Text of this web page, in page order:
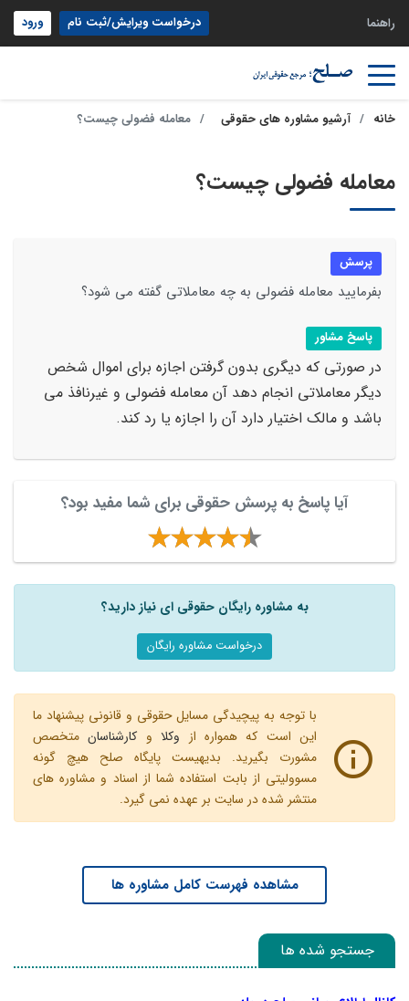
راهنما درخواست ویرایش/ثبت نام ورود
خانه آرشیو مشاوره های حقوقی معامله فضولی چیست؟
معامله فضولی چیست؟
پرسش
بفرمایید معامله فضولی به چه معاملاتی گفته می شود؟
پاسخ مشاور
در صورتی که دیگری بدون گرفتن اجازه برای اموال شخص
دیگر معاملاتی انجام دهد آن معامله فضولی و غیرنافذ می
باشد و مالک اختیار دارد آن را اجازه یا رد کند.
آیا پاسخ به پرسش حقوقی برای شما مفید بود؟
به مشاوره رایگان حقوقی ای نیاز دارید؟
درخواست مشاوره رایگان
با توجه به پیچیدگی مسایل حقوقی و قانونی پیشنهاد ما
این است که همواره از وکلاو کارشناسانمتخصص
مشورت بگیرید. بدیهیست پایگاه صلح هیچ گونه
مسوولیتی از بابت استفاده شما از اسناد و مشاوره های
منتشر شده در سایت بر عهده نمی گیرد.
مشاهده فهرست کامل مشاوره ها
جستجو شده ها